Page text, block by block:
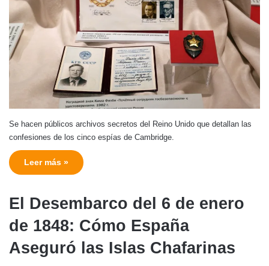
Se hacen públicos archivos secretos del Reino Unido que detallan las
confesiones de los cinco espías de Cambridge.
Leer más »
El Desembarco del 6 de enero
de 1848: Cómo España
Aseguró las Islas Chafarinas